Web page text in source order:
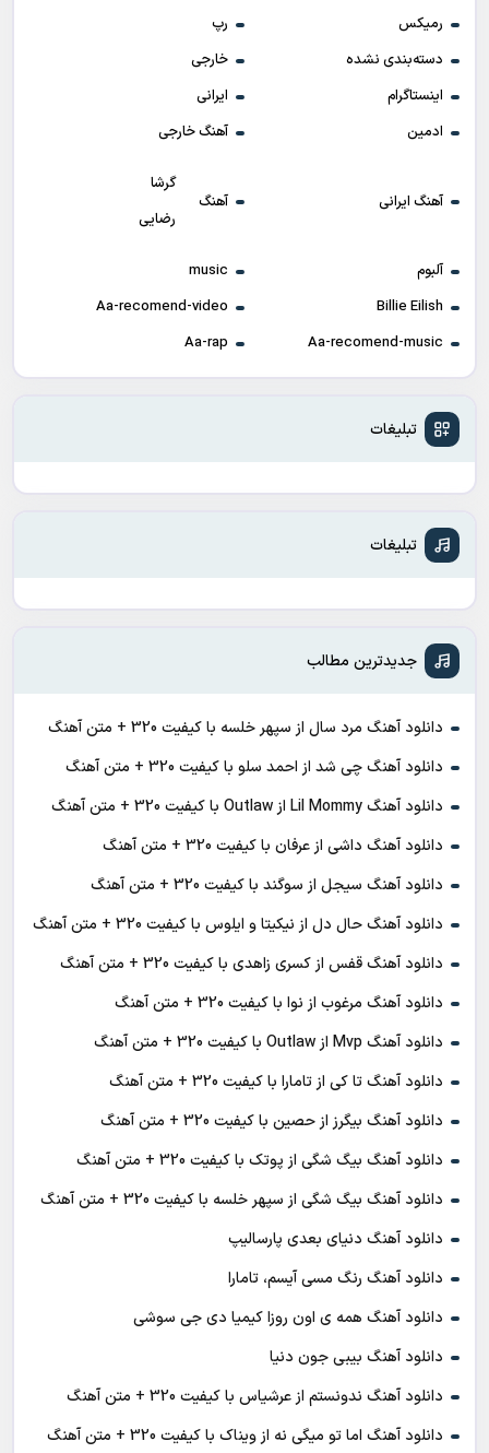
رمیکس
رپ
دسته‌بندی نشده
خارجی
اینستاگرام
ایرانی
ادمین
آهنگ خارجی
آهنگ ایرانی آهنگ
گرشا
رضایی
آلبوم
music
Billie Eilish
Aa-recomend-video
Aa-recomend-music
Aa-rap
تبلیغات
تبلیغات
جدیدترین مطالب
دانلود آهنگ مرد سال از سپهر خلسه با کیفیت 320 + متن آهنگ
دانلود آهنگ چی شد از احمد سلو با کیفیت 320 + متن آهنگ
دانلود آهنگ Lil Mommy از Outlaw با کیفیت 320 + متن آهنگ
دانلود آهنگ داشی از عرفان با کیفیت 320 + متن آهنگ
دانلود آهنگ سیجل از سوگند با کیفیت 320 + متن آهنگ
دانلود آهنگ حال دل از نیکیتا و ایلوس با کیفیت 320 + متن آهنگ
دانلود آهنگ قفس از کسری زاهدی با کیفیت 320 + متن آهنگ
دانلود آهنگ مرغوب از نوا با کیفیت 320 + متن آهنگ
دانلود آهنگ Mvp از Outlaw با کیفیت 320 + متن آهنگ
دانلود آهنگ تا کی از تامارا با کیفیت 320 + متن آهنگ
دانلود آهنگ بیگرز از حصین با کیفیت 320 + متن آهنگ
دانلود آهنگ بیگ شگی از پوتک با کیفیت 320 + متن آهنگ
دانلود آهنگ بیگ شگی از سپهر خلسه با کیفیت 320 + متن آهنگ
دانلود آهنگ دنیای بعدی پارسالیپ
دانلود آهنگ رنگ مسی آیسم، تامارا
دانلود آهنگ همه ی اون روزا کیمیا دی جی سوشی
دانلود آهنگ بیبی جون دنیا
دانلود آهنگ ندونستم از عرشیاس با کیفیت 320 + متن آهنگ
دانلود آهنگ اما تو میگی نه از ویناک با کیفیت 320 + متن آهنگ